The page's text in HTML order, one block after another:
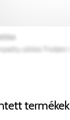
termékek